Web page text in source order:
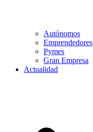
Autónomos
Emprendedores
Pymes
Gran Empresa
Actualidad